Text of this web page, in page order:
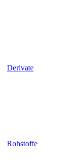
Derivate
Rohstoffe